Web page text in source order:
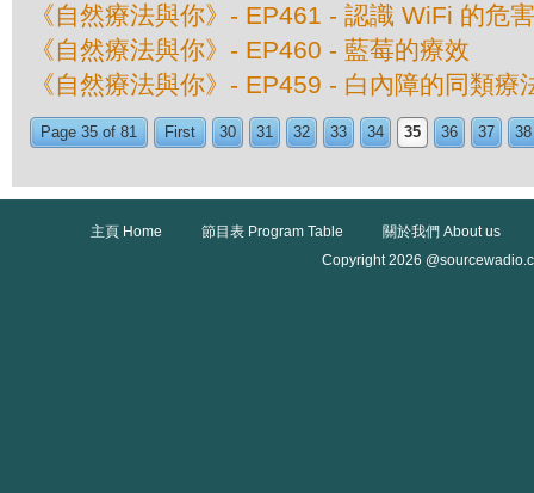
《自然療法與你》- EP461 - 認識 WiFi 的危害
《自然療法與你》- EP460 - 藍莓的療效
《自然療法與你》- EP459 - 白內障的同類療
Page 35 of 81 First 30 31 32 33 34 35 36 37 38
主頁 Home 節目表 Program Table
關於我們 About us
Copyright 2026